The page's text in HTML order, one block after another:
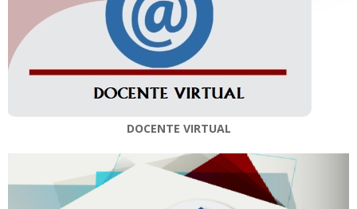
DOCENTE VIRTUAL